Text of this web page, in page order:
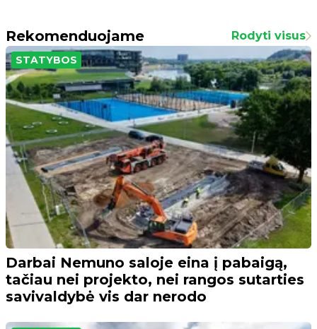
Rekomenduojame Rodyti visus
STATYBOS
Darbai Nemuno saloje eina į pabaigą,
tačiau nei projekto, nei rangos sutarties
savivaldybė vis dar nerodo